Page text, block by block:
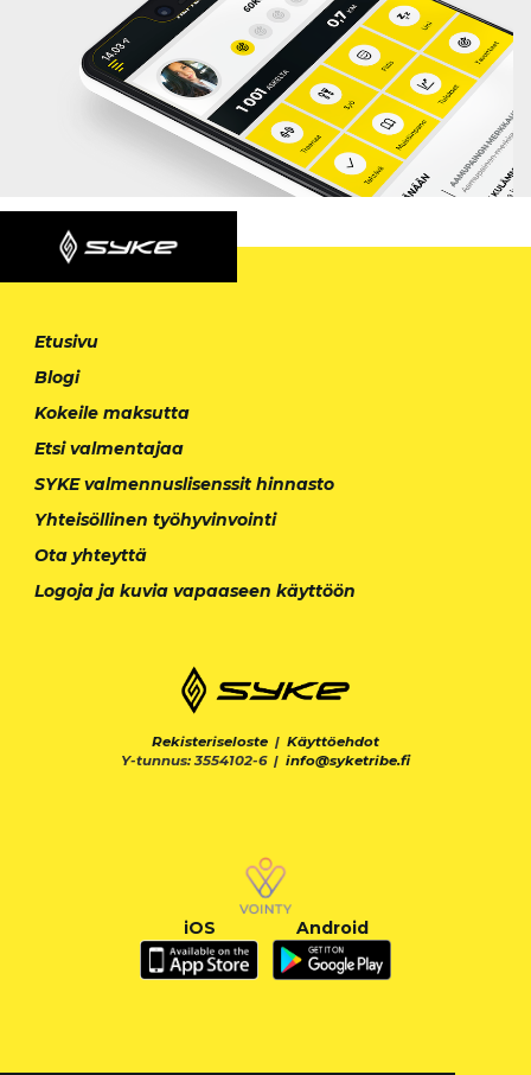
Etusivu
Blogi
Kokeile maksutta
Etsi valmentajaa
SYKE valmennuslisenssit hinnasto
Yhteisöllinen työhyvinvointi
Ota yhteyttä
Logoja ja kuvia vapaaseen käyttöön
Rekisteriseloste | Käyttöehdot
Y-tunnus: 3554102-6 | info@syketribe.fi
iOS Android